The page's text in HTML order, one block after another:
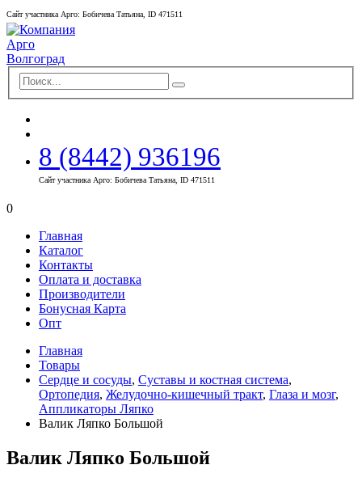
Сайт участника Арго: Бобичева Татьяна, ID 471511
8 (8442) 936196
Сайт участника Арго: Бобичева Татьяна, ID 471511
0
Главная
Каталог
Контакты
Оплата и доставка
Производители
Бонусная Карта
Опт
Главная
Товары
Сердце и сосуды, Суставы и костная система,
Ортопедия, Желудочно-кишечный тракт, Глаза и мозг,
Аппликаторы Ляпко
Валик Ляпко Большой
Валик Ляпко Большой